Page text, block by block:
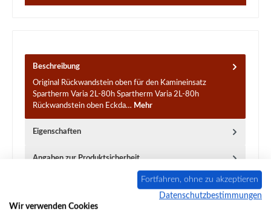
Beschreibung
Original Rückwandstein oben für den Kamineinsatz
Spartherm Varia 2L-80h Spartherm Varia 2L-80h
Rückwandstein oben Eckda… Mehr
Eigenschaften
Angaben zur Produktsicherheit
Fortfahren, ohne zu akzeptieren
Datenschutzbestimmungen
Wir verwenden Cookies